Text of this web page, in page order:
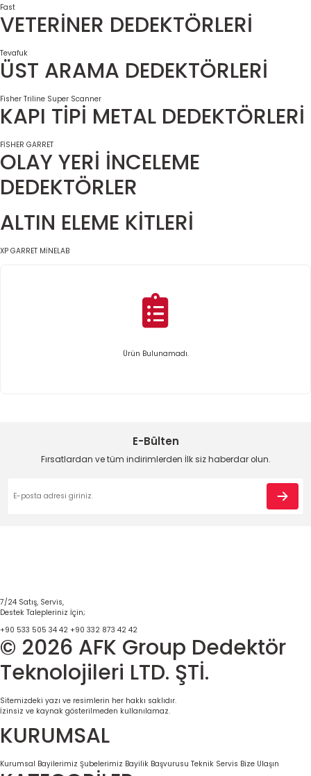
Fast
VETERİNER DEDEKTÖRLERİ
Tevafuk
ÜST ARAMA DEDEKTÖRLERİ
Fisher Triline Super Scanner
KAPI TİPİ METAL DEDEKTÖRLERİ
FİSHER GARRET
OLAY YERİ İNCELEME
DEDEKTÖRLER
ALTIN ELEME KİTLERİ
XP GARRET MİNELAB
Ürün Bulunamadı.
E-Bülten
Fırsatlardan ve tüm indirimlerden İlk siz haberdar olun.
7/24 Satış, Servis,
Destek Talepleriniz İçin;
+90 533 505 34 42 +90 332 873 42 42
© 2026 AFK Group Dedektör
Teknolojileri LTD. ŞTİ.
Sitemizdeki yazı ve resimlerin her hakkı saklıdır.
İzinsiz ve kaynak gösterilmeden kullanılamaz.
KURUMSAL
Kurumsal Bayilerimiz Şubelerimiz Bayilik Başvurusu Teknik Servis Bize Ulaşın